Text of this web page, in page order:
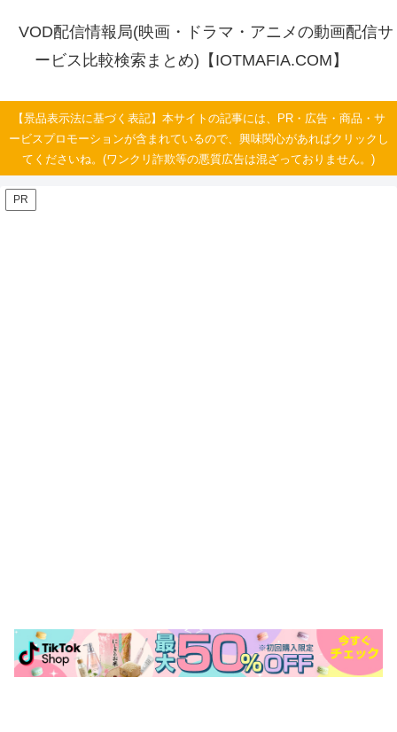
VOD配信情報局(映画・ドラマ・アニメの動画配信サ
ービス比較検索まとめ)【IOTMAFIA.COM】
【景品表示法に基づく表記】本サイトの記事には、PR・広告・商品・サ
ービスプロモーションが含まれているので、興味関心があればクリックし
てくださいね。(ワンクリ詐欺等の悪質広告は混ざっておりません。)
PR